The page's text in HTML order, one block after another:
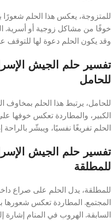
للمتزوجة، يعكس هذا الحلم شعورًا
خوفًا من مشاكل زوجية أو أسرية.
وقد يكون الحلم دعوة لها
تفسير حلم الجيش
للحامل
للحامل، يرتبط هذا الحلم بمخاوف
الكبير، والمطاردة تعكس خوفها
الحلم تفريغًا نفسيًا، ويبشّر بالراحة
تفسير حلم الجيش
للمطلقة
للمطلقة، يدل الحلم على صراع
المجتمع. المطاردة تعكس شعورها
السابقة. الهروب في المنام إشارة